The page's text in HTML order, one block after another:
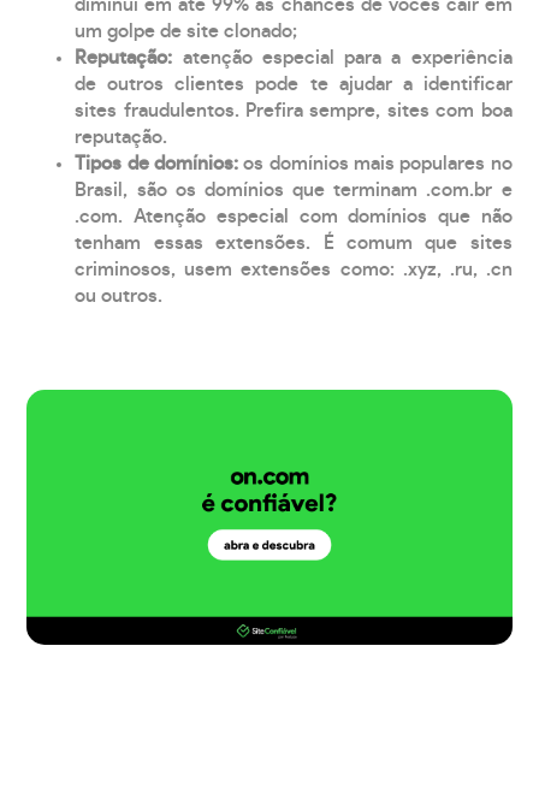
diminui em até 99% as chances de vocês cair em
um golpe de site clonado;
Reputação: atenção especial para a experiência
de outros clientes pode te ajudar a identificar
sites fraudulentos. Prefira sempre, sites com boa
reputação.
Tipos de domínios:os domínios mais populares no
Brasil, são os domínios que terminam .com.br e
.com. Atenção especial com domínios que não
tenham essas extensões. É comum que sites
criminosos, usem extensões como: .xyz, .ru, .cn
ou outros.